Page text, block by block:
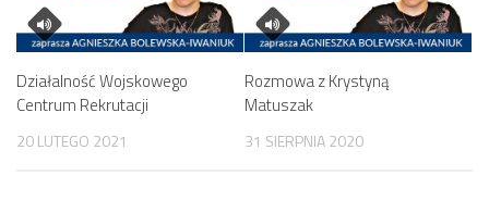
Działalność Wojskowego
Centrum Rekrutacji
20 LUTEGO 2021
Rozmowa z Krystyną
Matuszak
31 SIERPNIA 2020